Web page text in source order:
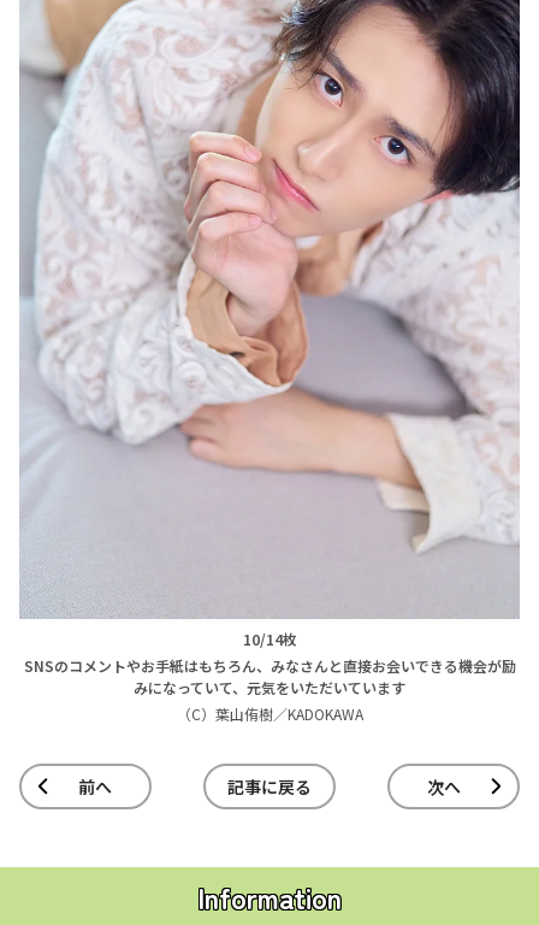
10/14枚
SNSのコメントやお手紙はもちろん、みなさんと直接お会いできる機会が励
みになっていて、元気をいただいています
（C）葉山侑樹／KADOKAWA
前へ 記事に戻る 次へ
Information